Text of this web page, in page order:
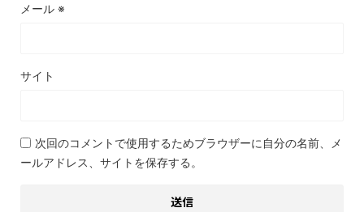
メール ※
サイト
次回のコメントで使用するためブラウザーに自分の名前、メ
ールアドレス、サイトを保存する。